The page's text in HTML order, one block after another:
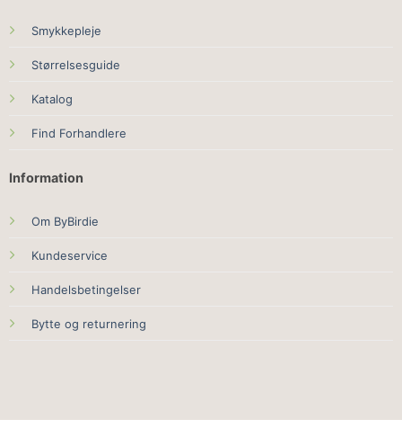
Smykkepleje
Størrelsesguide
Katalog
Find Forhandlere
Information
Om ByBirdie
Kundeservice
Handelsbetingelser
Bytte og returnering